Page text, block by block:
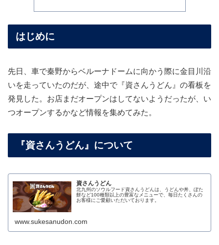
はじめに
先日、車で秦野からベルーナドームに向かう際に金目川沿
いを走っていたのだが、途中で『資さんうどん』の看板を
発見した。お店まだオープンはしてないようだったが、い
つオープンするかなど情報を集めてみた。
『資さんうどん』について
資さんうどん
北九州のソウルフード資さんうどんは、うどんや丼、ぼた
餅など100種類以上の豊富なメニューで、毎日たくさんの
お客様にご愛顧いただいております。
www.sukesanudon.com